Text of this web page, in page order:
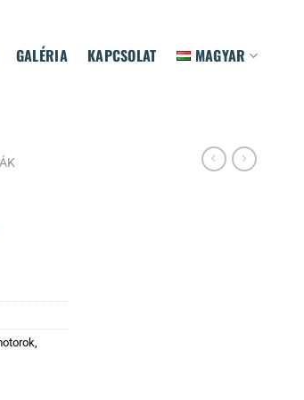
GALÉRIA KAPCSOLAT MAGYAR